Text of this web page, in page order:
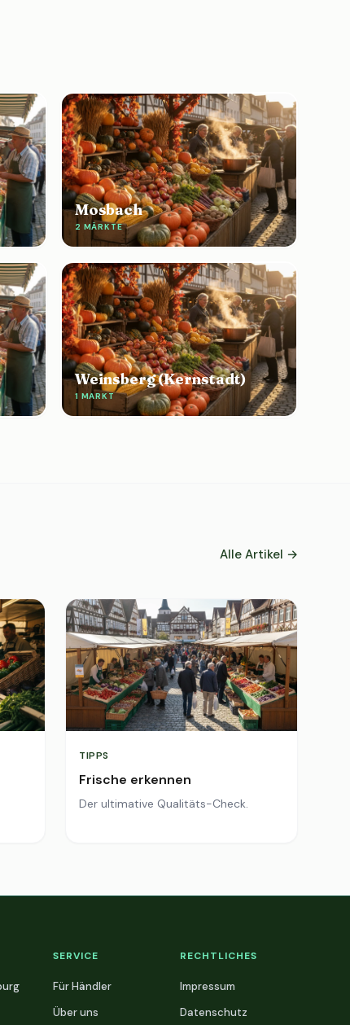
Mosbach
2 MÄRKTE
Weinsberg (Kernstadt)
1 MARKT
Alle Artikel →
TIPPS
Frische erkennen
Der ultimative Qualitäts-Check.
SERVICE
Für Händler
Über uns
RECHTLICHES
Impressum
Datenschutz